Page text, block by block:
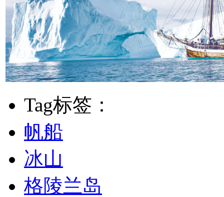
Tag标签：
帆船
冰山
格陵兰岛